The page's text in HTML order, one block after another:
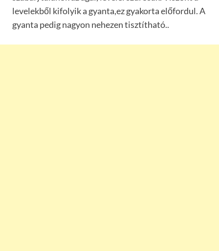
levelekből kifolyik a gyanta,ez gyakorta előfordul. A
gyanta pedig nagyon nehezen tisztítható..